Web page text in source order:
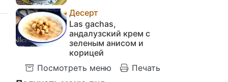
Десерт
Las gachas,
андалузский крем с
зеленым анисом и
корицей
Посмотреть меню
Печать